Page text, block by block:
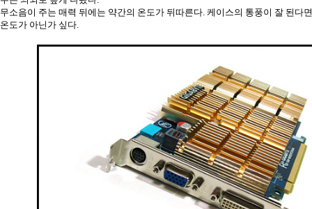
무소음이 주는 매력 뒤에는 약간의 온도가 뒤따른다. 케이스의 통풍이 잘 된다
온도가 아닌가 싶다.